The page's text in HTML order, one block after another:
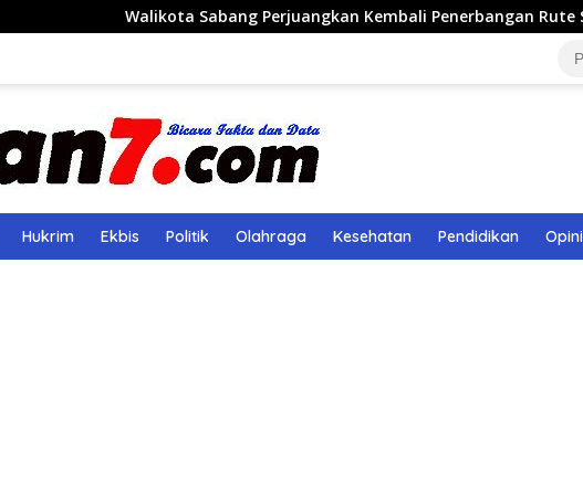
Sabang Perjuangkan Kembali Penerbangan Rute Sabang-Medan
Hukrim Ekbis Politik Olahraga Kesehatan Pendidikan Opini